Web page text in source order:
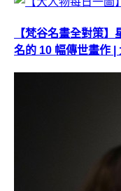
【梵谷名畫全對策
名的 10 幅傳世畫作 |